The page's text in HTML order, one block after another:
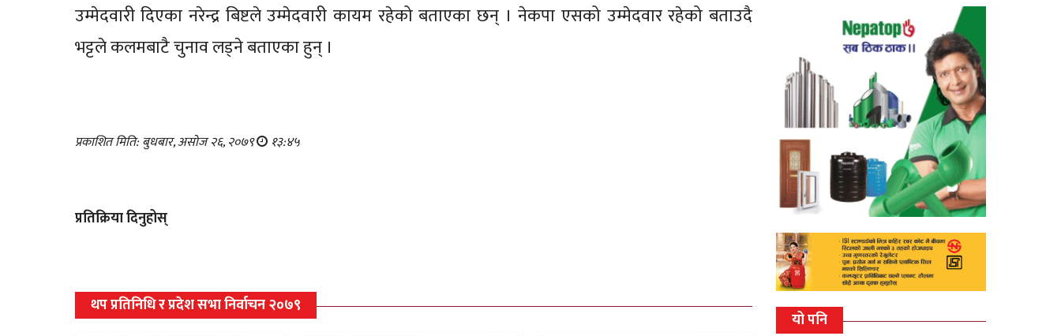
उम्मेदवारी दिएका नरेन्द्र बिष्टले उम्मेदवारी कायम रहेको बताएका छन् । नेकपा एसको उम्मेदवार रहेको बताउदै
भट्टले कलमबाटै चुनाव लड्ने बताएका हुन् ।
प्रकाशित मिति: बुधबार, असोज २६, २०७९ १३:४५
प्रतिक्रिया दिनुहोस्
थप प्रतिनिधि र प्रदेश सभा निर्वाचन २०७९
यो पनि